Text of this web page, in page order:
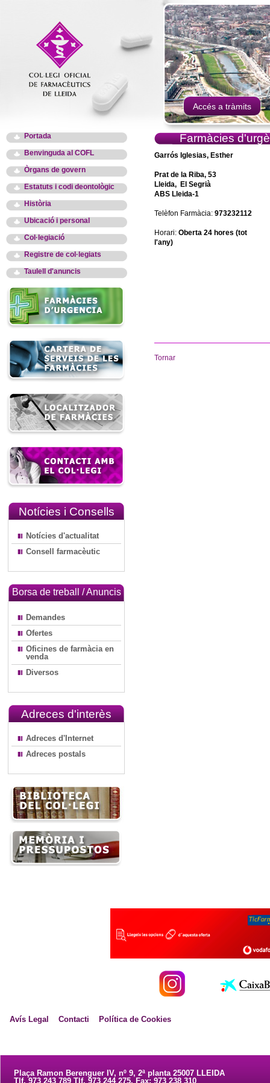
Accés a tràmits
Portada
Benvinguda al COFL
Òrgans de govern
Estatuts i codi deontològic
Història
Ubicació i personal
Col·legiació
Registre de col·legiats
Taulell d'anuncis
Notícies i Consells
Notícies d'actualitat
Consell farmacèutic
Borsa de treball / Anuncis
Demandes
Ofertes
Oficines de farmàcia en
venda
Diversos
Adreces d'interès
Adreces d'Internet
Adreces postals
Farmàcies
Garrós Iglesias, Esther
Prat de la Riba, 53
Lleida, El Segrià
ABS Lleida-1
Telèfon Farmàcia: 973232112
Horari: Oberta 24 hores (tot
l'any)
Tornar
Avís Legal Contacti Política de Cookies
Plaça Ramon Berenguer IV, nº 9, 2ª planta 25007 LLEIDA
Tlf. 973 243 789 Tlf. 973 244 275. Fax: 973 238 310